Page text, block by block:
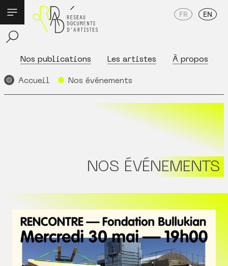
Nos publications Les artistes À propos
FR EN
Accueil Nos événements
NOS ÉVÉNEMENTS